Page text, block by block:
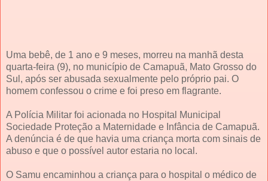
Uma bebê, de 1 ano e 9 meses, morreu na manhã desta
quarta-feira (9), no município de Camapuã, Mato Grosso do
Sul, após ser abusada sexualmente pelo próprio pai. O
homem confessou o crime e foi preso em flagrante.
A Polícia Militar foi acionada no Hospital Municipal
Sociedade Proteção a Maternidade e Infância de Camapuã.
A denúncia é de que havia uma criança morta com sinais de
abuso e que o possível autor estaria no local.
O Samu encaminhou a criança para o hospital o médico de